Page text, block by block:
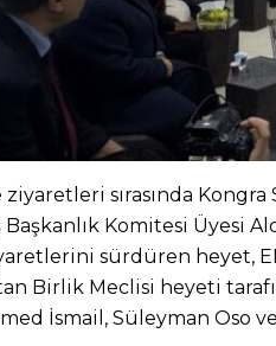
sırasında
Başkanlık Komitesi Üyesi
sürdüren heyet,
Birlik Meclisi heyeti
İsmail, Süleyman Oso